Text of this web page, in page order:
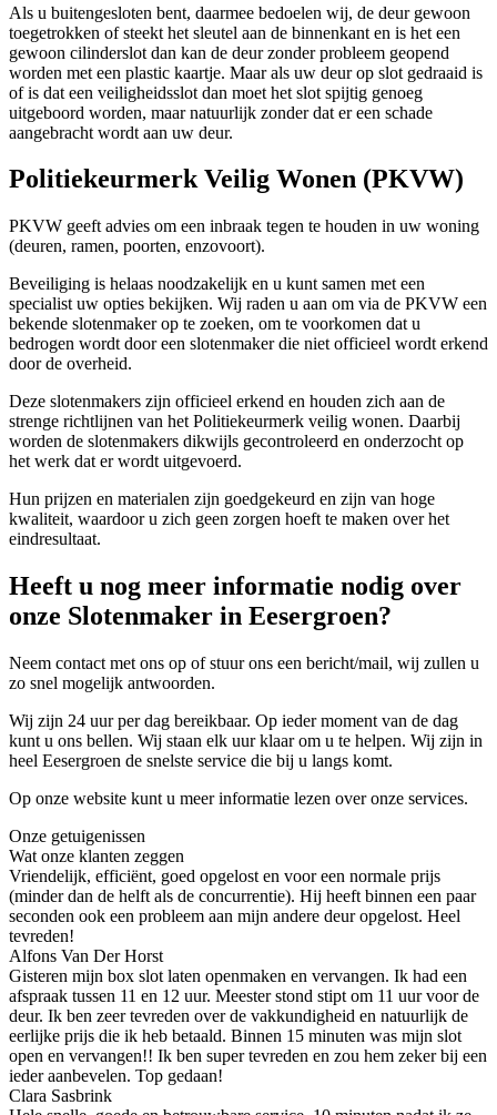
Als u buitengesloten bent, daarmee bedoelen wij, de deur gewoon
toegetrokken of steekt het sleutel aan de binnenkant en is het een
gewoon cilinderslot dan kan de deur zonder probleem geopend
worden met een plastic kaartje. Maar als uw deur op slot gedraaid is
of is dat een veiligheidsslot dan moet het slot spijtig genoeg
uitgeboord worden, maar natuurlijk zonder dat er een schade
aangebracht wordt aan uw deur.
Politiekeurmerk Veilig Wonen (PKVW)
PKVW geeft advies om een inbraak tegen te houden in uw woning
(deuren, ramen, poorten, enzovoort).
Beveiliging is helaas noodzakelijk en u kunt samen met een
specialist uw opties bekijken. Wij raden u aan om via de PKVW een
bekende slotenmaker op te zoeken, om te voorkomen dat u
bedrogen wordt door een slotenmaker die niet officieel wordt erkend
door de overheid.
Deze slotenmakers zijn officieel erkend en houden zich aan de
strenge richtlijnen van het Politiekeurmerk veilig wonen. Daarbij
worden de slotenmakers dikwijls gecontroleerd en onderzocht op
het werk dat er wordt uitgevoerd.
Hun prijzen en materialen zijn goedgekeurd en zijn van hoge
kwaliteit, waardoor u zich geen zorgen hoeft te maken over het
eindresultaat.
Heeft u nog meer informatie nodig over
onze Slotenmaker in Eesergroen?
Neem contact met ons op of stuur ons een bericht/mail, wij zullen u
zo snel mogelijk antwoorden.
Wij zijn 24 uur per dag bereikbaar. Op ieder moment van de dag
kunt u ons bellen. Wij staan elk uur klaar om u te helpen. Wij zijn in
heel Eesergroen de snelste service die bij u langs komt.
Op onze website kunt u meer informatie lezen over onze services.
Onze getuigenissen
Wat onze klanten zeggen
Vriendelijk, efficiënt, goed opgelost en voor een normale prijs
(minder dan de helft als de concurrentie). Hij heeft binnen een paar
seconden ook een probleem aan mijn andere deur opgelost. Heel
tevreden!
Alfons Van Der Horst
Gisteren mijn box slot laten openmaken en vervangen. Ik had een
afspraak tussen 11 en 12 uur. Meester stond stipt om 11 uur voor de
deur. Ik ben zeer tevreden over de vakkundigheid en natuurlijk de
eerlijke prijs die ik heb betaald. Binnen 15 minuten was mijn slot
open en vervangen!! Ik ben super tevreden en zou hem zeker bij een
ieder aanbevelen. Top gedaan!
Clara Sasbrink